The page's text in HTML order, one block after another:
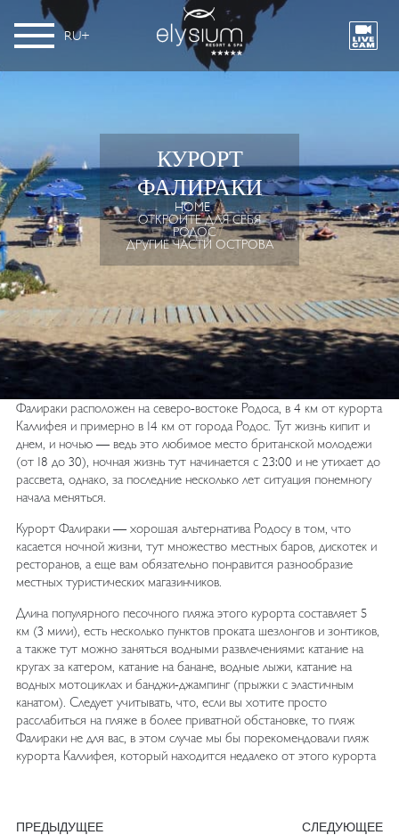
RU
КУРОРТ
ФАЛИРАКИ
HOME
ОТКРОЙТЕ ДЛЯ СЕБЯ
РОДОС
ДРУГИЕ ЧАСТИ ОСТРОВА
Фалираки расположен на северо-востоке Родоса, в 4 км от курорта
Каллифея и примерно в 14 км от города Родос. Тут жизнь кипит и
днем, и ночью — ведь это любимое место британской молодежи
(от 18 до 30), ночная жизнь тут начинается с 23:00 и не утихает до
рассвета, однако, за последние несколько лет ситуация понемногу
начала меняться.
Курорт Фалираки — хорошая альтернатива Родосу в том, что
касается ночной жизни, тут множество местных баров, дискотек и
ресторанов, а еще вам обязательно понравится разнообразие
местных туристических магазинчиков.
Длина популярного песочного пляжа этого курорта составляет 5
км (3 мили), есть несколько пунктов проката шезлонгов и зонтиков,
а также тут можно заняться водными развлечениями: катание на
кругах за катером, катание на банане, водные лыжи, катание на
водных мотоциклах и банджи-джампинг (прыжки с эластичным
канатом). Следует учитывать, что, если вы хотите просто
расслабиться на пляже в более приватной обстановке, то пляж
Фалираки не для вас, в этом случае мы бы порекомендовали пляж
курорта Каллифея, который находится недалеко от этого курорта
ПРЕДЫДУЩЕЕ СЛЕДУЮЩЕЕ